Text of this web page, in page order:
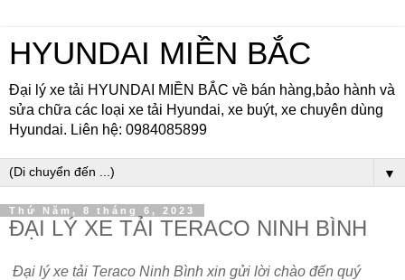
HYUNDAI MIỀN BẮC
Đại lý xe tải HYUNDAI MIỀN BẮC về bán hàng,bảo hành và
sửa chữa các loại xe tải Hyundai, xe buýt, xe chuyên dùng
Hyundai. Liên hệ: 0984085899
▼
Thứ Năm, 8 tháng 6, 2023
ĐẠI LÝ XE TẢI TERACO NINH BÌNH
Đại lý xe tải Teraco Ninh Bình xin gửi lời chào đến quý